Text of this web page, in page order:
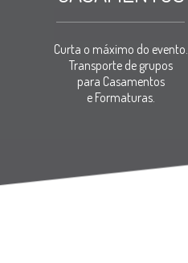
Curta o máximo do evento.
Transporte de grupos
para Casamentos
e Formaturas.